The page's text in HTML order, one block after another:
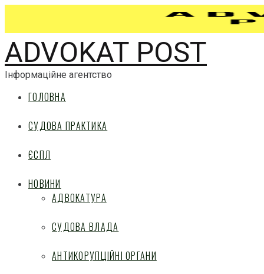
ADVOKAT POST
Інформаційне агентство
ГОЛОВНА
СУДОВА ПРАКТИКА
ЄСПЛ
НОВИНИ
АДВОКАТУРА
СУДОВА ВЛАДА
АНТИКОРУПЦІЙНІ ОРГАНИ